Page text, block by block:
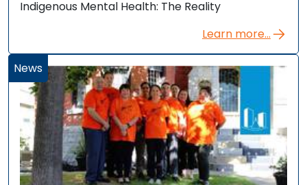
Indigenous Mental Health: The Reality
Learn more...
News